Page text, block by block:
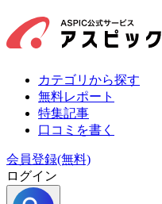
カテゴリから探す
無料レポート
特集記事
口コミを書く
会員登録(無料)
ログイン